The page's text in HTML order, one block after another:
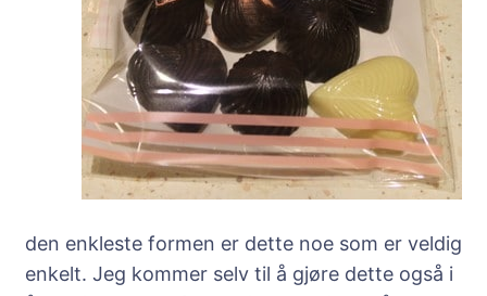
den enkleste formen er dette noe som er veldig
enkelt. Jeg kommer selv til å gjøre dette også i